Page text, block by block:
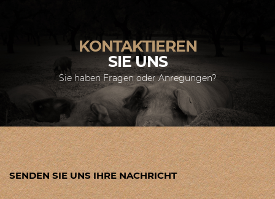
KONTAKTIEREN
SIE UNS
Sie haben Fragen oder Anregungen?
SENDEN SIE UNS IHRE NACHRICHT